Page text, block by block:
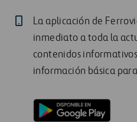
La aplicación de
inmediato a toda la
contenidos
información básica